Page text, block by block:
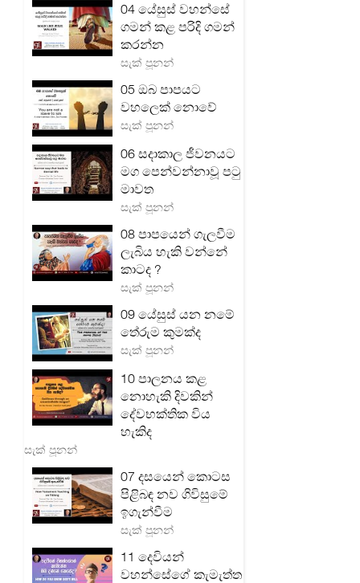
04 යේසුස් වහන්සේ
ගමන් කළ පරිදි ගමන්
කරන්න
සැක් පූනන්
05 ඔබ පාපයට
වහලෙක් නොවේ
සැක් පූනන්
06 සදාකාල ජීවනයට
මග පෙන්වන්නාවූ පටු
මාවත
සැක් පූනන්
08 පාපයෙන් ගැලවීම
ලැබිය හැකි වන්නේ
කාටද ?
සැක් පූනන්
09 යේසුස් යන නමේ
තේරුම කුමක්ද
සැක් පූනන්
10 පාලනය කළ
නොහැකි දිවකින්
දේවභක්තික විය
හැකිද
සැක් පූනන්
07 දසයෙන් කොටස
පිළිබඳ නව ගිවිසුමේ
ඉගැන්වීම
සැක් පූනන්
11 දෙවියන්
වහන්සේගේ කැමැත්ත